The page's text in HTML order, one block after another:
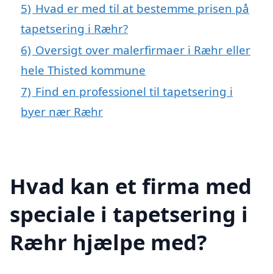
5) Hvad er med til at bestemme prisen på
tapetsering i Ræhr?
6) Oversigt over malerfirmaer i Ræhr eller
hele Thisted kommune
7) Find en professionel til tapetsering i
byer nær Ræhr
Hvad kan et firma med
speciale i tapetsering i
Ræhr hjælpe med?